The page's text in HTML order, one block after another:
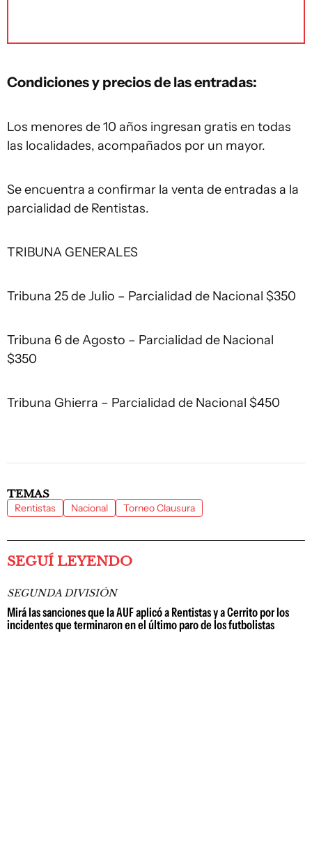
Condiciones y precios de las entradas:
Los menores de 10 años ingresan gratis en todas
las localidades, acompañados por un mayor.
Se encuentra a confirmar la venta de entradas a la
parcialidad de Rentistas.
TRIBUNA GENERALES
Tribuna 25 de Julio – Parcialidad de Nacional $350
Tribuna 6 de Agosto – Parcialidad de Nacional
$350
Tribuna Ghierra – Parcialidad de Nacional $450
TEMAS
Rentistas Nacional Torneo Clausura
SEGUÍ LEYENDO
SEGUNDA DIVISIÓN
Mirá las sanciones que la AUF aplicó a Rentistas y a Cerrito por los
incidentes que terminaron en el último paro de los futbolistas